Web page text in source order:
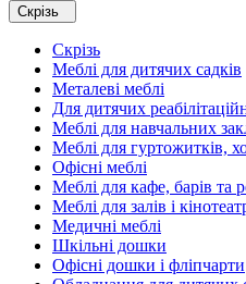
Скрізь
Скрізь
Меблі для дитячих садків
Металеві меблі
Для дитячих
Меблі для навчальних
Меблі для гуртожитків,
Офісні меблі
Меблі для кафе, барів та
Меблі для залів і
Медичні меблі
Шкільні дошки
Офісні дошки і фліпчарти